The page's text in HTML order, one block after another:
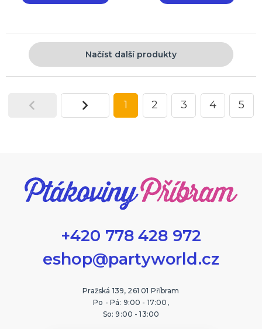
Načíst další produkty
1 2 3 4 5
+420 778 428 972
eshop@partyworld.cz
Pražská 139, 261 01 Příbram
Po - Pá: 9:00 - 17:00,
So: 9:00 - 13:00